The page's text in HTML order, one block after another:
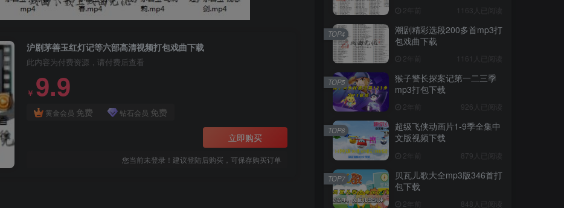
沪剧茅善玉红灯记等六部高清视频打包戏曲下载
此内容为付费资源，请付费后查看
￥ 9.9
黄金会员 免费 钻石会员 免费
立即购买
您当前未登录！建议登陆后购买，可保存购买订单
2年前 1163人已阅读
潮剧精彩选段200多首mp3打
包戏曲下载
2年前 1161人已阅读
TOP4
猴子警长探案记第一二三季
mp3打包下载
2年前 926人已阅读
TOP5
超级飞侠动画片1-9季全集中
文版视频下载
2年前 879人已阅读
TOP6
贝瓦儿歌大全mp3版346首打
包下载
2年前 848人已阅读
TOP7